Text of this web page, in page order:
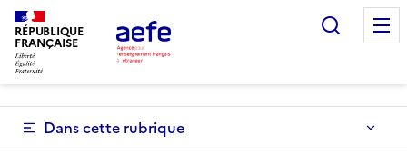
Aller
au
contenu
principal
RÉPUBLIQUE
FRANÇAISE
Dans cette rubrique